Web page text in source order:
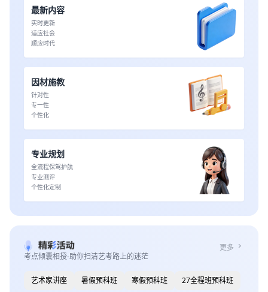
最新内容
实时更新
适应社会
顺应时代
因材施教
针对性
专一性
个性化
专业规划
全流程保驾护航
专业测评
个性化定制
考点倾囊相授-助你扫清艺考路上的迷茫
更多 chevron_right
艺术家讲座 暑假预科班 寒假预科班 27全程班预科班